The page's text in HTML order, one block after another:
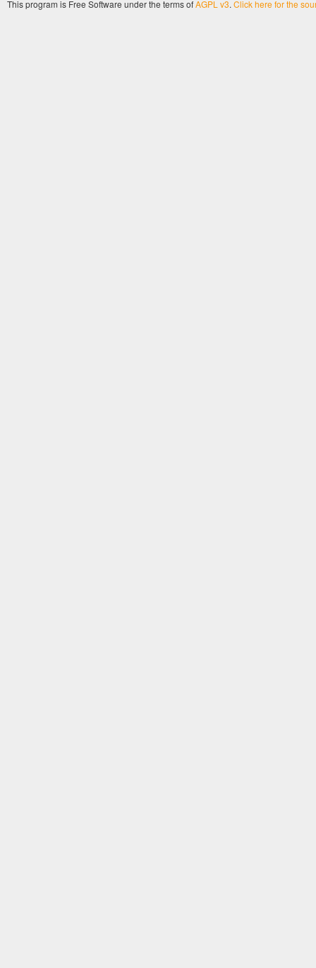
This program is Free Software under the terms ofAGPL v3. Click here for the